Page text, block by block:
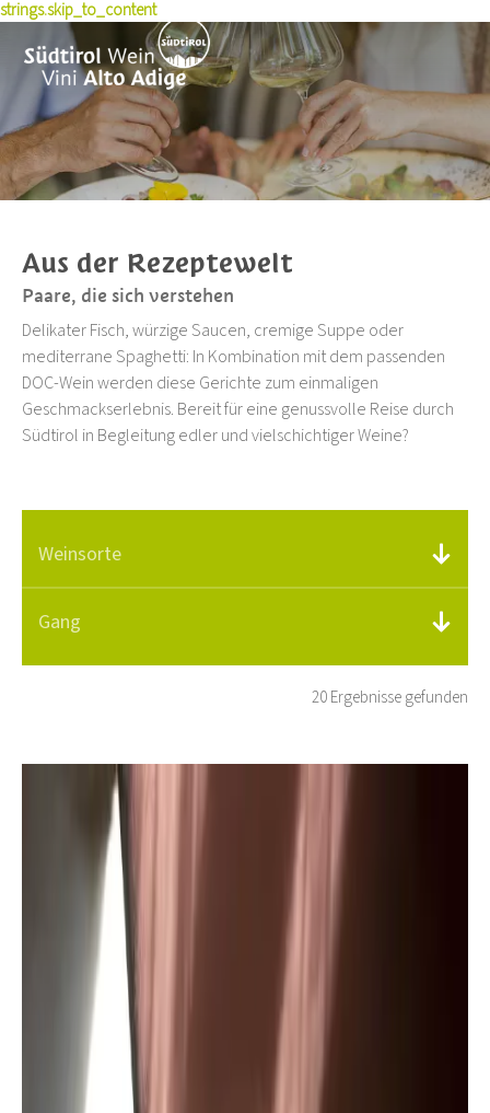
strings.skip_to_content
Nachhaltigkeit
Terroir
Rotweinsorten
Weinproduzenten
Wein kaufen
Pioniere
Winetales
Auszeichnungen
Erlebnisse
Wein erleben
Weinkulturpreis
Rezepte
Veranstaltungen
Kurse & Seminare
Wissen & Presse
News
Pressemitteilungen
Weinkarten-Toolbox
Foto & Video
Über uns
Aus der Rezeptewelt
Paare, die sich verstehen
Delikater Fisch, würzige Saucen, cremige Suppe oder
mediterrane Spaghetti: In Kombination mit dem passenden
DOC-Wein werden diese Gerichte zum einmaligen
Geschmackserlebnis. Bereit für eine genussvolle Reise durch
Südtirol in Begleitung edler und vielschichtiger Weine?
Weinsorte
Gang
20 Ergebnisse gefunden